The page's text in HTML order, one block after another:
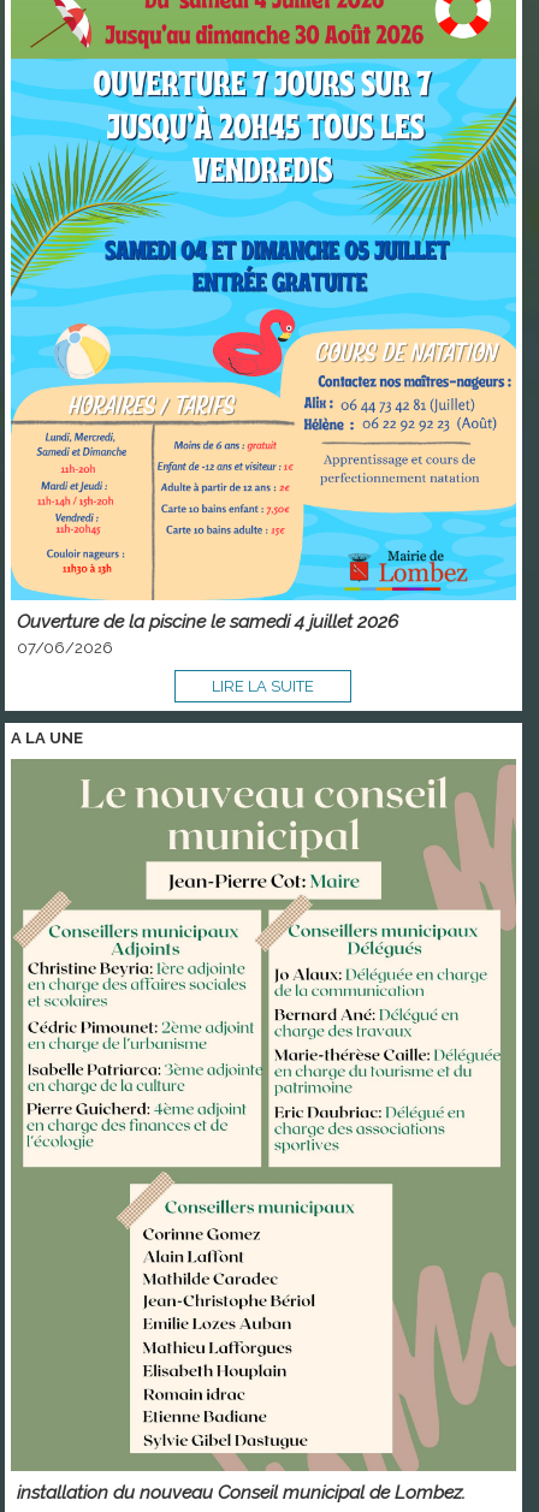
Ouverture de la piscine le samedi 4 juillet 2026
07/06/2026
LIRE LA SUITE
A LA UNE
installation du nouveau Conseil municipal de Lombez.